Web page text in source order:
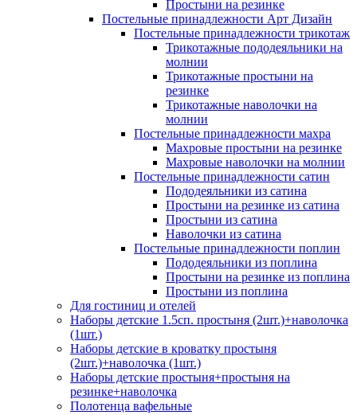
Простыни на резинке
Постельные принадлежности Арт Дизайн
Постельные принадлежности трикотаж
Трикотажные пододеяльники на
молнии
Трикотажные простыни на
резинке
Трикотажные наволочки на
молнии
Постельные принадлежности махра
Махровые простыни на резинке
Махровые наволочки на молнии
Постельные принадлежности сатин
Пододеяльники из сатина
Простыни на резинке из сатина
Простыни из сатина
Наволочки из сатина
Постельные принадлежности поплин
Пододеяльники из поплина
Простыни на резинке из поплина
Простыни из поплина
Для гостиниц и отелей
Наборы детские 1.5сп. простыня (2шт.)+наволочка
(1шт.)
Наборы детские в кроватку простыня
(2шт.)+наволочка (1шт.)
Наборы детские простыня+простыня на
резинке+наволочка
Полотенца вафельные